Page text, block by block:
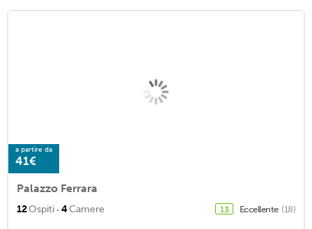
a partire da
41€
Palazzo Ferrara
12Ospiti · 4Camere 13 Eccellente (18)